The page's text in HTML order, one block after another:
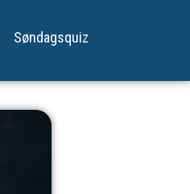
Søndagsquiz